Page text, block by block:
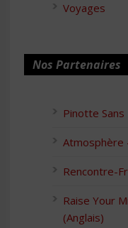
Voyages
Nos Partenaires
Pinotte
Atmosphère
Rencontre-
Raise Your
(Anglais)